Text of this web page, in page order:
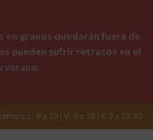
L-J: 9 a 19 | V: 9 a 18 | S: 9 a 13:30
en granos quedarán fuera de
pueden sufrir retrasos en el
verano.